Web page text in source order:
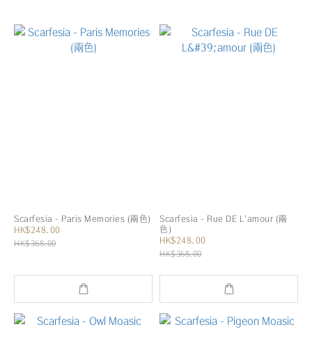
Scarfesia - Paris Memories (兩色)
HK$248.00
HK$368.00
Scarfesia - Rue DE L'amour (兩
色)
HK$248.00
HK$368.00